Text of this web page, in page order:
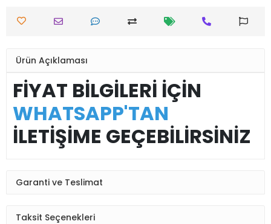
Ürün Açıklaması
FİYAT BİLGİLERİ İÇİN
WHATSAPP'TAN
İLETİŞİME GEÇEBİLİRSİNİZ
Garanti ve Teslimat
Taksit Seçenekleri